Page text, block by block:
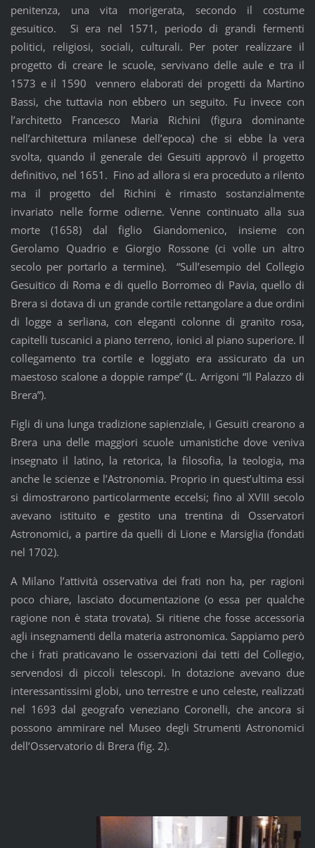
penitenza, una vita morigerata, secondo il costume
gesuitico. Si era nel 1571, periodo di grandi fermenti
politici, religiosi, sociali, culturali. Per poter realizzare il
progetto di creare le scuole, servivano delle aule e tra il
1573 e il 1590 vennero elaborati dei progetti da Martino
Bassi, che tuttavia non ebbero un seguito. Fu invece con
l’architetto Francesco Maria Richini (figura dominante
nell’architettura milanese dell’epoca) che si ebbe la vera
svolta, quando il generale dei Gesuiti approvò il progetto
definitivo, nel 1651. Fino ad allora si era proceduto a rilento
ma il progetto del Richini è rimasto sostanzialmente
invariato nelle forme odierne. Venne continuato alla sua
morte (1658) dal figlio Giandomenico, insieme con
Gerolamo Quadrio e Giorgio Rossone (ci volle un altro
secolo per portarlo a termine). “Sull’esempio del Collegio
Gesuitico di Roma e di quello Borromeo di Pavia, quello di
Brera si dotava di un grande cortile rettangolare a due ordini
di logge a serliana, con eleganti colonne di granito rosa,
capitelli tuscanici a piano terreno, ionici al piano superiore. Il
collegamento tra cortile e loggiato era assicurato da un
maestoso scalone a doppie rampe” (L. Arrigoni “Il Palazzo di
Brera”).
Figli di una lunga tradizione sapienziale, i Gesuiti crearono a
Brera una delle maggiori scuole umanistiche dove veniva
insegnato il latino, la retorica, la filosofia, la teologia, ma
anche le scienze e l’Astronomia. Proprio in quest’ultima essi
si dimostrarono particolarmente eccelsi; fino al XVIII secolo
avevano istituito e gestito una trentina di Osservatori
Astronomici, a partire da quelli di Lione e Marsiglia (fondati
nel 1702).
A Milano l’attività osservativa dei frati non ha, per ragioni
poco chiare, lasciato documentazione (o essa per qualche
ragione non è stata trovata). Si ritiene che fosse accessoria
agli insegnamenti della materia astronomica. Sappiamo però
che i frati praticavano le osservazioni dai tetti del Collegio,
servendosi di piccoli telescopi. In dotazione avevano due
interessantissimi globi, uno terrestre e uno celeste, realizzati
nel 1693 dal geografo veneziano Coronelli, che ancora si
possono ammirare nel Museo degli Strumenti Astronomici
dell’Osservatorio di Brera (fig. 2).